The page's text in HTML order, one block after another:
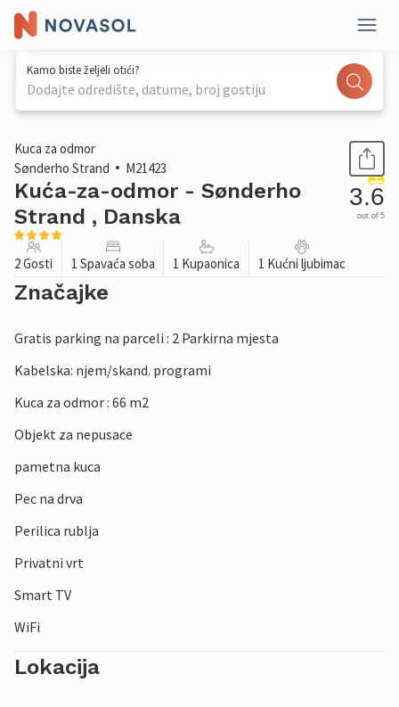
Kamo biste željeli otići?
Dodajte odredište, datume, broj gostiju
1 / 22
Kuca za odmor
Sønderho Strand
M21423
Kuća-za-odmor - Sønderho
Strand , Danska
3.6
out of 5
2 Gosti 1 Spavaća soba 1 Kupaonica 1 Kućni ljubimac
Značajke
Gratis parking na parceli : 2 Parkirna mjesta
Kabelska: njem/skand. programi
Kuca za odmor : 66 m2
Objekt za nepusace
pametna kuca
Pec na drva
Perilica rublja
Privatni vrt
Smart TV
WiFi
Lokacija